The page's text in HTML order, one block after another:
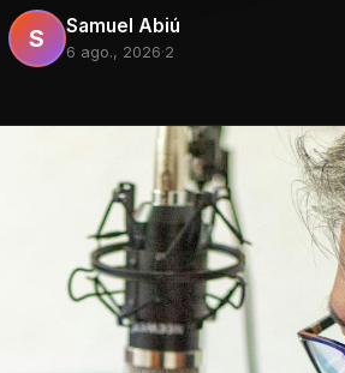
S Samuel Abiú
6 ago., 2026·2